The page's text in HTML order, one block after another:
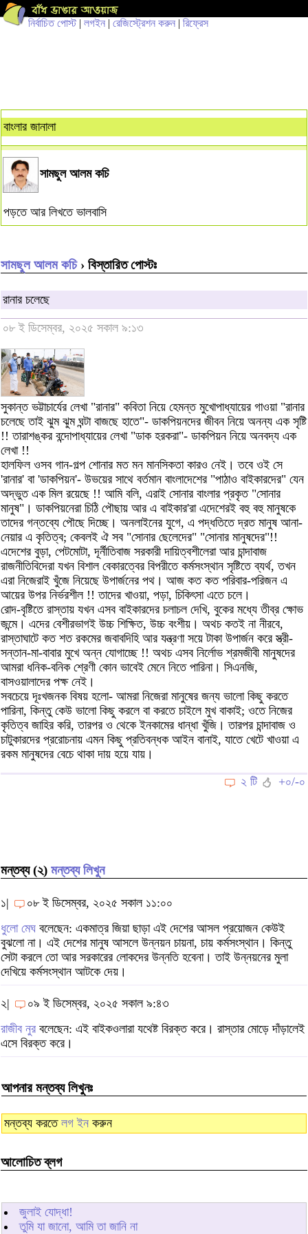
নির্বাচিত পোস্ট| লগইন | রেজিস্ট্রেশন করুন | রিফ্রেস
বাংলার জানালা
সামছুল আলম কচি
পড়তে আর লিখতে ভালবাসি
সামছুল আলম কচি› বিস্তারিত পোস্টঃ
রানার চলেছে
০৮ ই ডিসেম্বর, ২০২৫ সকাল ৯:১৩
সুকান্ত ভট্টাচার্যের লেখা "রানার" কবিতা নিয়ে হেমন্ত মুখোপাধ্যায়ের গাওয়া "রানার
চলেছে তাই ঝুম ঝুম ঘন্টা বাজছে হাতে"- ডাকপিয়নদের জীবন নিয়ে অনন্য এক সৃষ্টি
!! তারাশঙ্কর বন্দোপাধ্যায়ের লেখা "ডাক হরকরা"- ডাকপিয়ন নিয়ে অনবদ্য এক
লেখা !!
হালফিল ওসব গান-গল্প শোনার মত মন মানসিকতা কারও নেই। তবে ওই সে
'রানার' বা 'ডাকপিয়ন'- উভয়ের সাথে বর্তমান বাংলাদেশের "পাঠাও বাইকারদের" যেন
অদ্ভুত এক মিল রয়েছে !! আমি বলি, এরাই সোনার বাংলার প্রকৃত "সোনার
মানুষ"। ডাকপিয়নেরা চিঠি পৌছায় আর এ বাইকার'রা এদেশেরই বহু বহু মানুষকে
তাদের গন্তব্যে পৌছে দিচ্ছে। অনলাইনের যুগে, এ পদ্ধতিতে দ্রত মানুষ আনা-
নেয়ার এ কৃতিত্ব; কেবলই ঐ সব "সোনার ছেলেদের" "সোনার মানুষদের"!!
এদেশের বুড়া, পেটমোটা, দূর্নীতিবাজ সরকারী দায়িত্বশীলেরা আর চান্দাবাজ
রাজনীতিবিদেরা যখন বিশাল বেকারত্বের বিপরীতে কর্মসংস্থান সৃষ্টিতে ব্যর্থ, তখন
এরা নিজেরাই খুঁজে নিয়েছে উপার্জনের পথ। আজ কত কত পরিবার-পরিজন এ
আয়ের উপর নির্ভরশীল !! তাদের খাওয়া, পড়া, চিকিৎসা এতে চলে।
রোদ-বৃষ্টিতে রাস্তায় যখন এসব বাইকারদের চলাচল দেখি, বুকের মধ্যে তীব্র ক্ষোভ
জন্মে। এদের বেশীরভাগই উচ্চ শিক্ষিত, উচ্চ বংশীয়। অথচ কতই না নীরবে,
রাস্তাঘাটে কত শত রকমের জবাবদিহি আর যন্ত্রণা সয়ে টাকা উপার্জন করে স্ত্রী-
সন্তান-মা-বাবার মুখে অন্ন যোগাচ্ছে !! অথচ এসব নির্লোভ শ্রমজীবী মানুষদের
আমরা ধনিক-বনিক শ্রেণী কোন ভাবেই মেনে নিতে পারিনা। সিএনজি,
বাসওয়ালাদের পক্ষ নেই।
সবচেয়ে দূঃখজনক বিষয় হলো- আমরা নিজেরা মানুষের জন্য ভালো কিছু করতে
পারিনা, কিন্তু কেউ ভালো কিছু করলে বা করতে চাইলে মুখ বাকাই; ওতে নিজের
কৃতিত্ব জাহির করি, তারপর ও থেকে ইনকামের ধান্ধা খুঁজি। তারপর চান্দাবাজ ও
চাটুকারদের প্ররোচনায় এমন কিছু প্রতিবন্ধক আইন বানাই, যাতে খেটে খাওয়া এ
রকম মানুষদের বেচে থাকা দায় হয়ে যায়।
২ টি
+০/-০
মন্তব্য (২) মন্তব্য লিখুন
১|
০৮ ই ডিসেম্বর, ২০২৫ সকাল ১১:০০
ধুলো মেঘ বলেছেন: একমাত্র জিয়া ছাড়া এই দেশের আসল প্রয়োজন কেউই
বুঝলো না। এই দেশের মানুষ আসলে উন্নয়ন চায়না, চায় কর্মসংস্থান। কিন্তু
সেটা করলে তো আর সরকারের লোকদের উন্নতি হবেনা। তাই উন্নয়নের মুলা
দেখিয়ে কর্মসংস্থান আটকে দেয়।
২|
০৯ ই ডিসেম্বর, ২০২৫ সকাল ৯:৪৩
রাজীব নুর বলেছেন: এই বাইকওলারা যথেষ্ট বিরক্ত করে। রাস্তার মোড়ে দাঁড়ালেই
এসে বিরক্ত করে।
আপনার মন্তব্য লিখুনঃ
মন্তব্য করতে লগ ইন করুন
আলোচিত ব্লগ
জুলাই যোদ্ধা!
তুমি যা জানো, আমি তা জানি না